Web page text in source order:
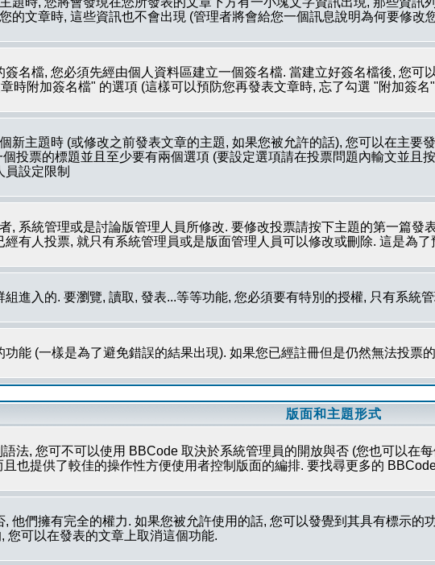
的文章時, 這些資訊也不會出現 (管理者將會給您一個訊息說明為何要修
名檔, 您必須先經由個人資料區建立一個簽名檔. 當建立好簽名檔後, 您可
時附加簽名檔" 的選項 (這樣可以預防您再發表文章時, 忘了勾選 "附加簽
新主題時 (或修改之前發表文章的主題, 如果您被允許的話), 您可以在主要
投票的標題並且至少要有兩個選項 (要設定選項請在投票問題內輸文並且
設定限制
, 系統管理或是討論版管理人員所修改. 要修改投票請按下主題的第一篇
有人投票, 就只有系統管理員或是版面管理人員可以修改或刪除. 這是為
進入的. 要瀏覽, 讀取, 發表...等等功能, 您必須要有特別的授權, 只有系統
能 (一樣是為了避免錯誤的結果出現). 如果您已經註冊但是仍然無法投票
版面和主題形式
法, 您可不可以使用 BBCode 取決於系統管理員的開放與否 (您也可以在
且也提供了較佳的操作性方便使用者控制版面的編排. 要找尋更多的
他們擁有完全的權力. 如果您被允許使用的話, 您可以發覺到其具有標示的
您可以在發表的文章上取消這個功能.